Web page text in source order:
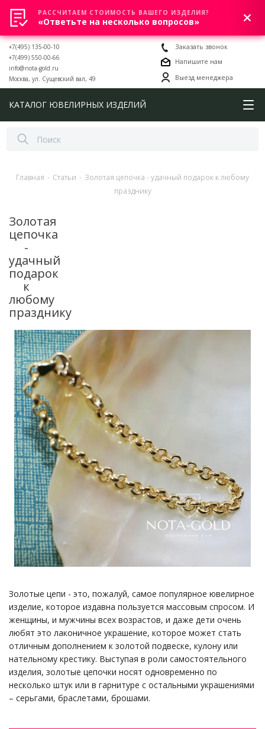
0
+7(495) 135-00-10
+7(499) 550-00-66
info@nota-gold.ru
Москва, ул. Сущевский вал, 49
Заказать звонок
Напишите нам
Выезд менеджера
КАТАЛОГ ЮВЕЛИРНЫХ ИЗДЕЛИЙ
Главная - Статьи - Золотая цепочка - удачный подарок к любому
празднику
Золотая
цепочка
-
удачный
подарок
к
любому
празднику
Золотые цепи - это, пожалуй, самое популярное ювелирное
изделие, которое издавна пользуется массовым спросом. И
женщины, и мужчины всех возрастов, и даже дети очень
любят это лаконичное украшение, которое может стать
отличным дополнением к золотой подвеске, кулону или
нательному крестику. Выступая в роли самостоятельного
изделия, золотые цепочки носят одновременно по
несколько штук или в гарнитуре с остальными украшениями
– серьгами, браслетами, брошами.
РАССЧИТАЕМ СТОИМОСТЬ ВАШЕГО ИЗДЕЛИЯ?
«Ответьте на несколько вопросов»